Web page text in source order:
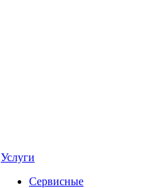
Услуги
Сервисные